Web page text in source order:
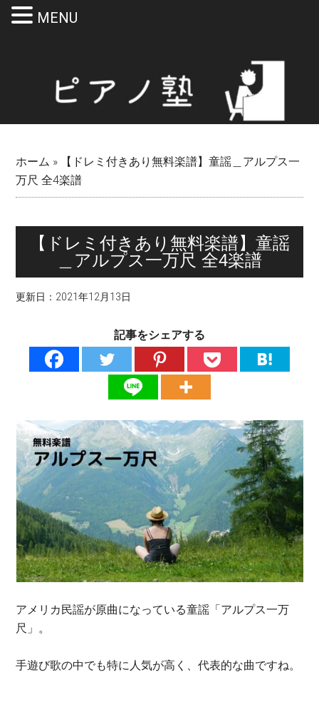
ホーム »
【ドレミ付きあり無料楽譜】童謡＿アルプス一
万尺 全4楽譜
【ドレミ付きあり無料楽譜】童謡
＿アルプス一万尺 全4楽譜
更新日： 2021年12月13日
記事をシェアする
アメリカ民謡が原曲になっている童謡「アルプス一万
尺」。
手遊び歌の中でも特に人気が高く、代表的な曲ですね。
MENU